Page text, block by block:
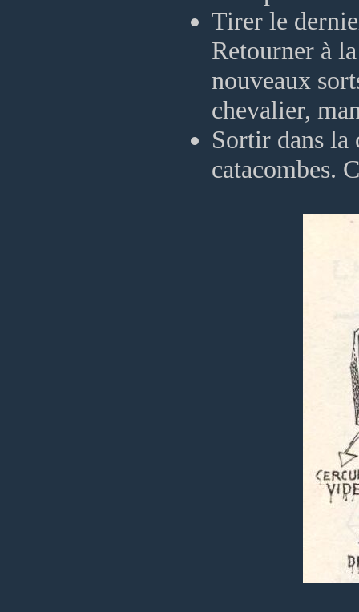
Tirer le
Retourner à
nouveaux
chevalier,
Sortir dans la
catacombes.